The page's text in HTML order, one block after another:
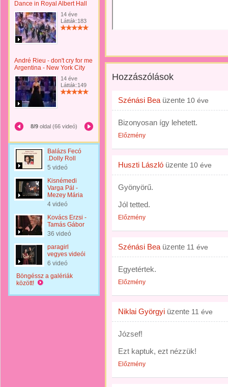
Dance in Royal Albert Hall
14 éve
Látták:183
André Rieu - don't cry for me
Argentina - New York City
14 éve
Látták:149
8/9 oldal (66 videó)
Balázs Fecó
.Dolly Roll
5 videó
Kisnémedi
Varga Pál -
Mezey Mária
4 videó
Kovács Erzsi -
Tamás Gábor
36 videó
paragirl
vegyes videói
6 videó
Böngéssz a galériák
között!
Hozzászólások
Szénási Bea üzente 10 éve
Bizonyosan így lehetett.
Előzmény
Huszti László üzente 10 éve
Gyönyörű.
Jól tetted.
Előzmény
Szénási Bea üzente 11 éve
Egyetértek.
Előzmény
Niklai Györgyi üzente 11 éve
József!
Ezt kaptuk, ezt nézzük!
Előzmény